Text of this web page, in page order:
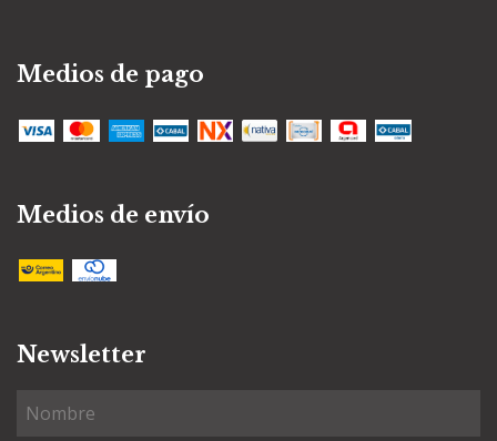
Medios de pago
Medios de envío
Newsletter